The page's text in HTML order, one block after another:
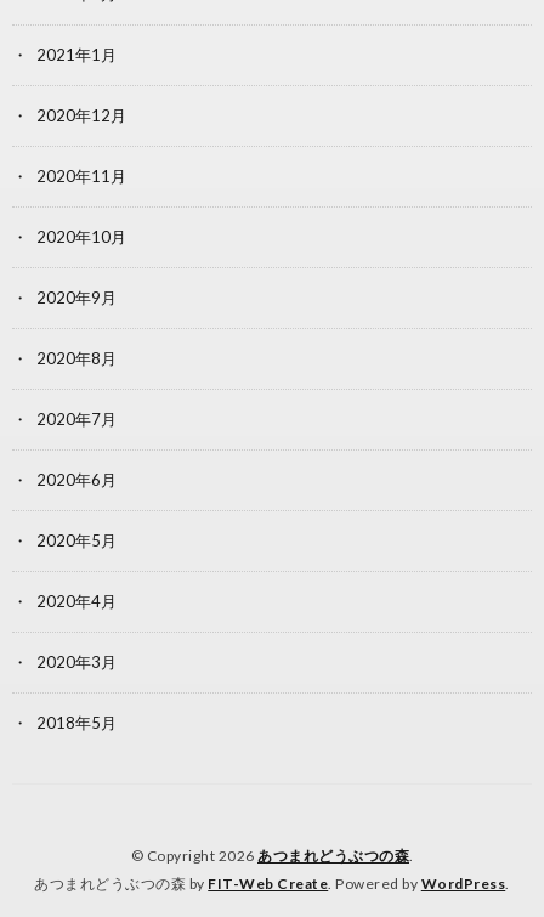
2021年1月
2020年12月
2020年11月
2020年10月
2020年9月
2020年8月
2020年7月
2020年6月
2020年5月
2020年4月
2020年3月
2018年5月
© Copyright 2026 あつまれどうぶつの森.
あつまれどうぶつの森 by FIT-Web Create. Powered by WordPress.